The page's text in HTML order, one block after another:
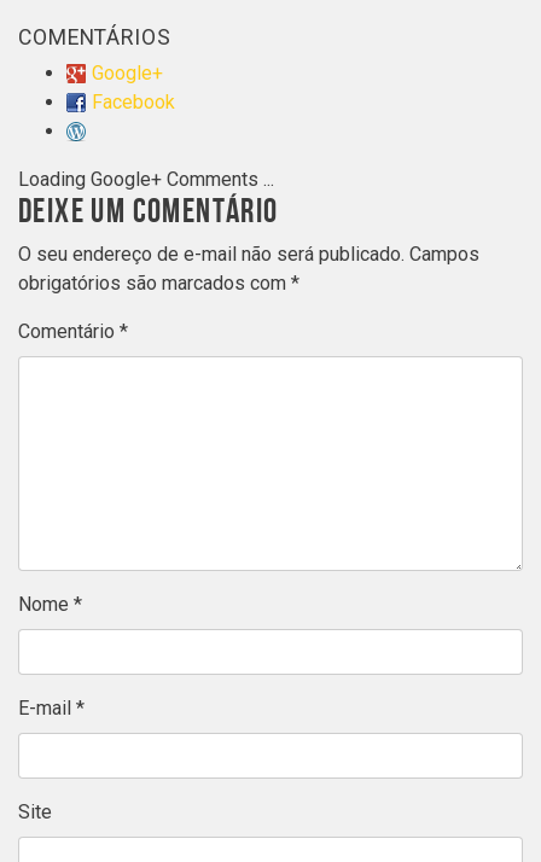
COMENTÁRIOS
Google+
Facebook
Loading Google+ Comments ...
DEIXE UM COMENTÁRIO
O seu endereço de e-mail não será publicado. Campos
obrigatórios são marcados com *
Comentário *
Nome *
E-mail *
Site